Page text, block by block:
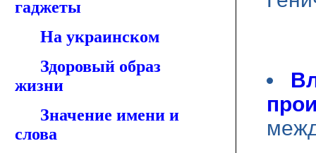
гаджеты
На украинском
Здоровый образ
жизни
Значение имени и
слова